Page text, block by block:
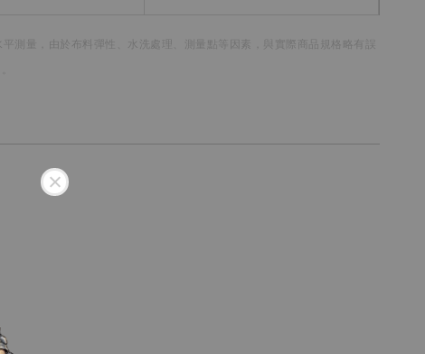
測量， 由於布料彈性、水洗處理、測量點等因素，
與實際商品規格略有誤